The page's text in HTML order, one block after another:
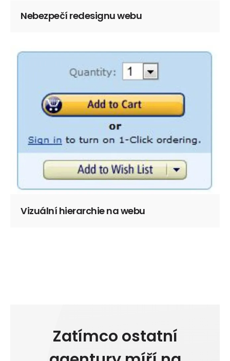
Nebezpečí redesignu webu
Vizuální hierarchie na webu
Zatímco ostatní